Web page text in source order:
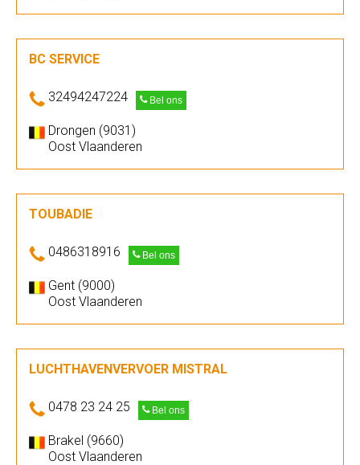
BC SERVICE
32494247224 Bel ons
Drongen (9031)
Oost Vlaanderen
TOUBADIE
0486318916 Bel ons
Gent (9000)
Oost Vlaanderen
LUCHTHAVENVERVOER MISTRAL
0478 23 24 25 Bel ons
Brakel (9660)
Oost Vlaanderen